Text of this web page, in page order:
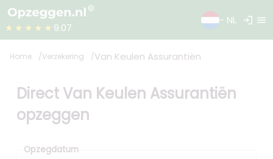
★★★★★ 9.07
- NL login menu
Home Verzekering Van Keulen Assurantiën
Direct Van Keulen Assurantiën
opzeggen
Opzegdatum